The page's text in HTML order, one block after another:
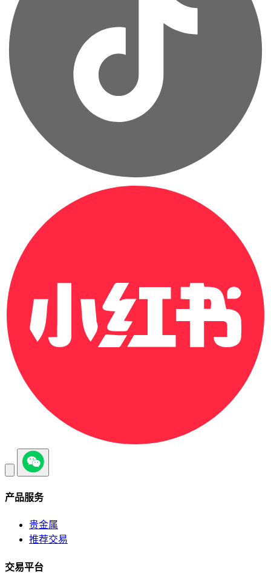
产品服务
贵金属
推荐交易
交易平台